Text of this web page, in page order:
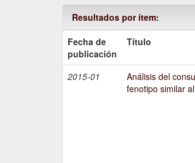
Resultados por ítem:
Fecha de
publicación
Título
2015-01
Análisis del
fenotipo similar